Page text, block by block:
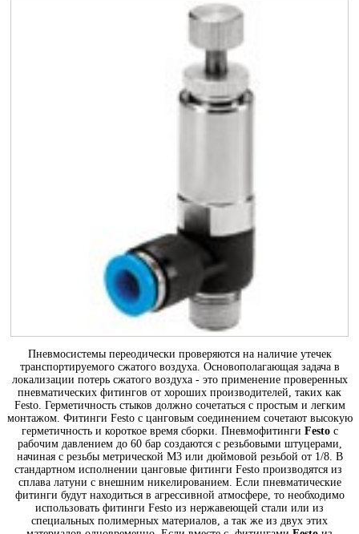
Пневмосистемы переодически проверяются на наличие утечек
транспортируемого сжатого воздуха. Основополагающая задача в
локализации потерь сжатого воздуха - это применение проверенных
пневматических фитингов от хороших производителей, таких как
Festo. Герметичность стыков должно сочетаться с простым и легким
монтажом. Фитинги Festo с цанговым соединением сочетают высокую
герметичность и короткое время сборки. Пневмофитинги Festoс
рабочим давлением до 60 бар создаются с резьбовыми штуцерами,
начиная с резьбы метрической М3 или дюймовой резьбой от 1/8. В
стандартном исполнении цанговые фитинги Festo производятся из
сплава латуни с внешним никелированием. Если пневматические
фитинги будут находиться в агрессивной атмосфере, то необходимо
использовать фитинги Festo из нержавеющей стали или из
специальных полимерных материалов, а так же из двух этих